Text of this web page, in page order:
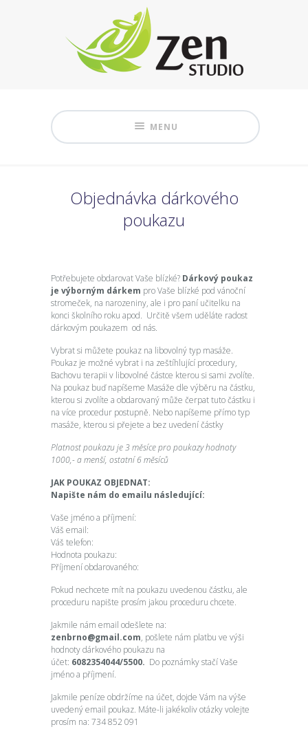
MENU
Objednávka dárkového
poukazu
Potřebujete obdarovat Vaše blízké? Dárkový poukaz
je výborným dárkem pro Vaše blízké pod vánoční
stromeček, na narozeniny, ale i pro paní učitelku na
konci školního roku apod. Určitě všem uděláte radost
dárkovým poukazem od nás.
Vybrat si můžete poukaz na libovolný typ masáže.
Poukaz je možné vybrat i na zeštíhlující procedury,
Bachovu terapii v libovolné částce kterou si sami zvolíte.
Na poukaz buď napíšeme Masáže dle výběru na částku,
kterou si zvolíte a obdarovaný může čerpat tuto částku i
na více procedur postupně. Nebo napíšeme přímo typ
masáže, kterou si přejete a bez uvedení částky
Platnost poukazu je 3 měsíce pro poukazy hodnoty
1000,- a menší, ostatní 6 měsíců
JAK POUKAZ OBJEDNAT:
Napište nám do emailu následující:
Vaše jméno a příjmení:
Váš email:
Váš telefon:
Hodnota poukazu:
Příjmení obdarovaného:
Pokud nechcete mít na poukazu uvedenou částku, ale
proceduru napište prosím jakou proceduru chcete.
Jakmile nám email odešlete na:
zenbrno@gmail.com, pošlete nám platbu ve výši
hodnoty dárkového poukazu na
účet: 6082354044/5500. Do poznámky stačí Vaše
jméno a příjmení.
Jakmile peníze obdržíme na účet, dojde Vám na výše
uvedený email poukaz. Máte-li jakékoliv otázky volejte
prosím na: 734 852 091